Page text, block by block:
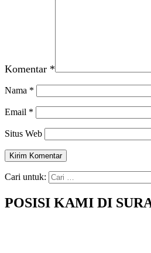
Komentar *
Nama *
Email *
Situs Web
Cari untuk:
POSISI KAMI DI